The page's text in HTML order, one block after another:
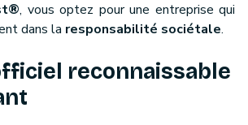
, vous optez pour une entreprise qui
dans la responsabilité sociétale.
reconnaissable